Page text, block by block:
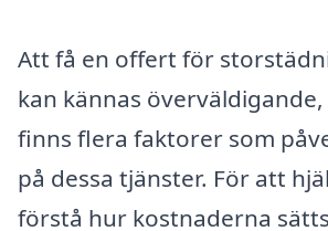
Att få en offert för
kan kännas
finns flera faktorer som
på dessa tjänster. För att
förstå hur kostnaderna